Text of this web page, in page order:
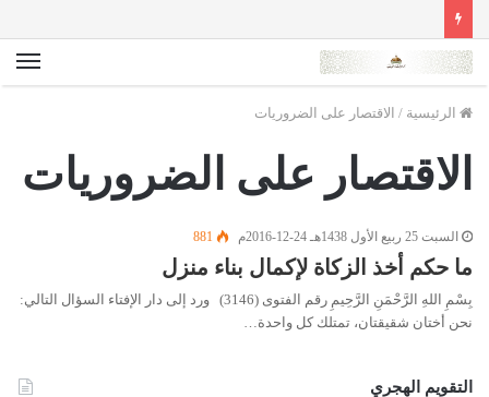
الرئيسية / الاقتصار على الضروريات
الاقتصار على الضروريات
السبت 25 ربيع الأول 1438هـ 24-12-2016م 881
ما حكم أخذ الزكاة لإكمال بناء منزل
بِسْمِ اللهِ الرَّحْمَنِ الرَّحِيمِ رقم الفتوى (3146) ورد إلى دار الإفتاء السؤال التالي:
نحن أختان شقيقتان، تمتلك كل واحدة…
التقويم الهجري